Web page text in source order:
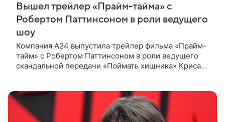
Вышел трейлер «Прайм-тайма» с
Робертом Паттинсоном в роли ведущего
шоу
Компания A24 выпустила трейлер фильма «Прайм-
тайм» с Робертом Паттинсоном в роли ведущего
скандальной передачи «Поймать хищника» Криса